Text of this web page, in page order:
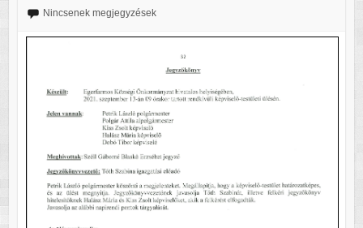
Nincsenek megjegyzések